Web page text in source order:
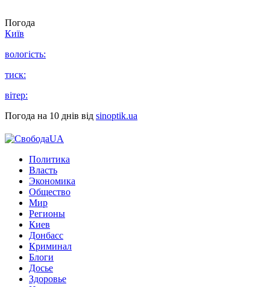
Погода
Київ
вологість:
тиск:
вітер:
Погода на 10 днів від sinoptik.ua
Политика
Власть
Экономика
Общество
Мир
Регионы
Киев
Донбасс
Криминал
Блоги
Досье
Здоровье